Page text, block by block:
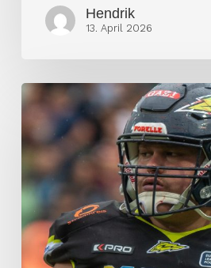
Hendrik
13. April 2026
Champion
Alexander
Kreß
und
US-
Quarterback
für